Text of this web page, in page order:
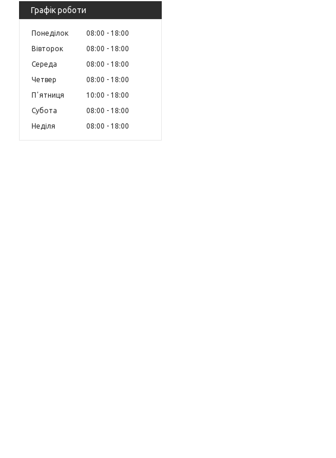
Графік роботи
Понеділок 08:00
18:00
Вівторок
08:00
18:00
Середа
08:00
18:00
Четвер
08:00
18:00
Пʼятниця
10:00
18:00
Субота
08:00
18:00
Неділя
08:00 18:00